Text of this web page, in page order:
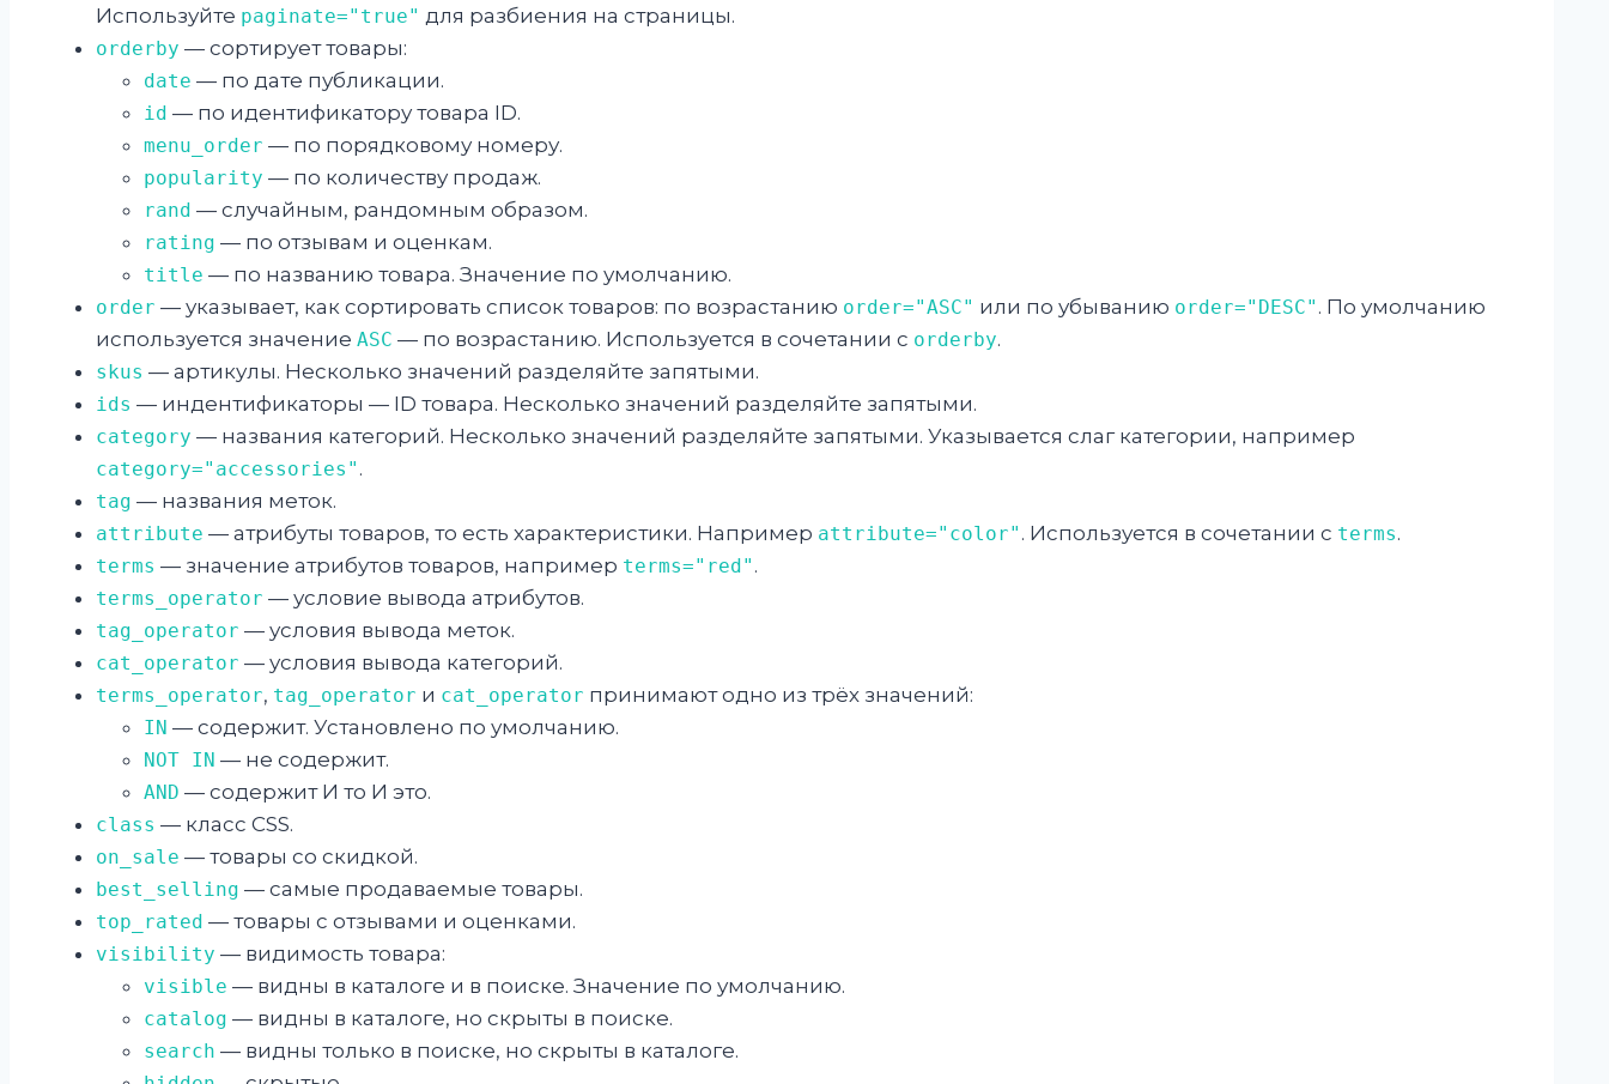
Используйте paginate="true" для разбиения на страницы.
orderby — сортирует товары:
date — по дате публикации.
id — по идентификатору товара ID.
menu_order — по порядковому номеру.
popularity — по количеству продаж.
rand — случайным, рандомным образом.
rating — по отзывам и оценкам.
title — по названию товара. Значение по умолчанию.
order — указывает, как сортировать список товаров: по возрастанию order="ASC" или по убыванию order="DESC" . По умолчанию
используется значение ASC — по возрастанию. Используется в сочетании с orderby.
skus — артикулы. Несколько значений разделяйте запятыми.
ids — индентификаторы — ID товара. Несколько значений разделяйте запятыми.
category — названия категорий. Несколько значений разделяйте запятыми. Указывается слаг категории, например
category="accessories" .
tag — названия меток.
attribute — атрибуты товаров, то есть характеристики. Например attribute="color" . Используется в сочетании с terms.
terms — значение атрибутов товаров, например terms="red" .
terms_operator — условие вывода атрибутов.
tag_operator — условия вывода меток.
cat_operator — условия вывода категорий.
terms_operator, tag_operator и cat_operator принимают одно из трёх значений:
IN — содержит. Установлено по умолчанию.
NOT IN — не содержит.
AND — содержит И то И это.
class — класс CSS.
on_sale — товары со скидкой.
best_selling — самые продаваемые товары.
top_rated — товары с отзывами и оценками.
visibility — видимость товара:
visible — видны в каталоге и в поиске. Значение по умолчанию.
catalog — видны в каталоге, но скрыты в поиске.
search — видны только в поиске, но скрыты в каталоге.